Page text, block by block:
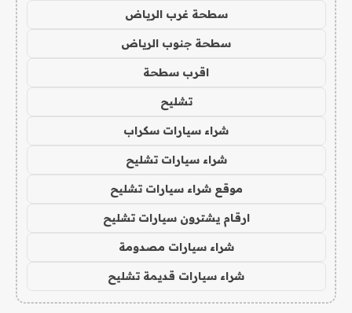
سطحة غرب الرياض
سطحة جنوب الرياض
اقرب سطحة
تشليح
شراء سيارات سكراب
شراء سيارات تشليح
موقع شراء سيارات تشليح
ارقام يشترون سيارات تشليح
شراء سيارات مصدومة
شراء سيارات قديمة تشليح